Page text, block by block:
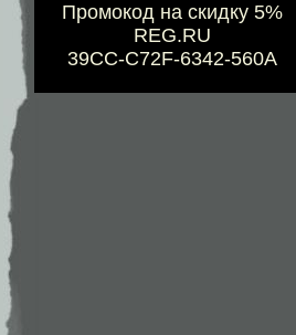
Промокод на скидку 5%
REG.RU
39CC-C72F-6342-560A